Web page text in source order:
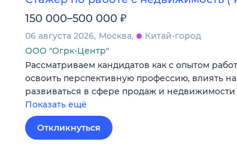
150 000–500 000 ₽
06 августа 2026 Москва
Китай-город
ООО "Огрк-Центр"
Рассматриваем кандидатов как с опытом
освоить перспективную профессию, влиять
развиваться в сфере продаж и
Показать ещё
Откликнуться